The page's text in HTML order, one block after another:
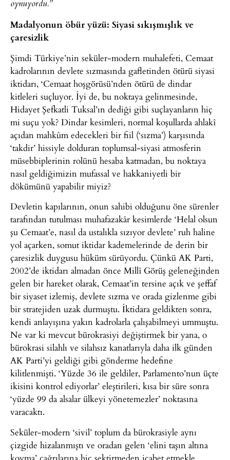
oynuyordu.”
Madalyonun öbür yüzü: Siyasi sıkışmışlık ve
çaresizlik
Şimdi Türkiye’nin seküler-modern muhalefeti, Cemaat
kadrolarının devlete sızmasında gafletinden ötürü siyasi
iktidarı, ‘Cemaat hoşgörüsü’nden ötürü de dindar
kitleleri suçluyor. İyi de, bu noktaya gelinmesinde,
Hidayet Şefkatli Tuksal’ın dediği gibi suçlayanların hiç
mi suçu yok? Dindar kesimleri, normal koşullarda ahlakî
açıdan mahkûm edecekleri bir fiil (‘sızma’) karşısında
‘takdir’ hissiyle dolduran toplumsal-siyasi atmosferin
müsebbiplerinin rolünü hesaba katmadan, bu noktaya
nasıl geldiğimizin mufassal ve hakkaniyetli bir
dökümünü yapabilir miyiz?
Devletin kapılarının, onun sahibi olduğunu öne sürenler
tarafından tutulması muhafazakâr kesimlerde ‘Helal olsun
şu Cemaat’e, nasıl da ustalıkla sızıyor devlete’ ruh haline
yol açarken, somut iktidar kademelerinde de derin bir
çaresizlik duygusu hüküm sürüyordu. Çünkü AK Parti,
2002’de iktidarı almadan önce Millî Görüş geleneğinden
gelen bir hareket olarak, Cemaat’in tersine açık ve şeffaf
bir siyaset izlemiş, devlete sızma ve orada gizlenme gibi
bir stratejiden uzak durmuştu. İktidara geldikten sonra,
kendi anlayışına yakın kadrolarla çalışabilmeyi ummuştu.
Ne var ki mevcut bürokrasiyi değiştirmek bir yana, o
bürokrasi silahlı ve silahsız kanatlarıyla daha ilk günden
AK Parti’yi geldiği gibi gönderme hedefine
kilitlenmişti. ‘Yüzde 36 ile geldiler, Parlamento’nun üçte
ikisini kontrol ediyorlar’ eleştirileri, kısa bir süre sonra
‘yüzde 99 da alsalar ülkeyi yönetemezler’ noktasına
varacaktı.
Seküler-modern ‘sivil’ toplum da bürokrasiyle aynı
çizgide hizalanmıştı ve oradan gelen ‘elini taşın altına